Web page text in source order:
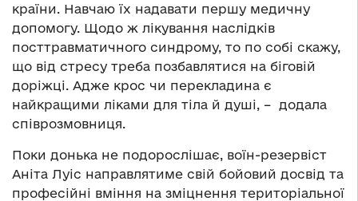
країни. Навчаю їх надавати першу медичну
допомогу. Щодо ж лікування наслідків
посттравматичного синдрому, то по собі скажу,
що від стресу треба позбавлятися на біговій
доріжці. Адже крос чи перекладина є
найкращими ліками для тіла й душі, – додала
співрозмовниця.
Поки донька не подорослішає, воїн-резервіст
Аніта Луіс направлятиме свій бойовий досвід та
професійні вміння на зміцнення територіальної